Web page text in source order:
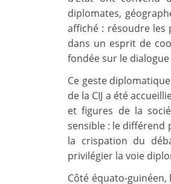
diplomates,
affiché : résoudre
dans un esprit de
fondée sur le
Ce geste
de la CIJ a été
et figures de la
sensible : le différend
la crispation du
privilégier la voie
Côté équato-